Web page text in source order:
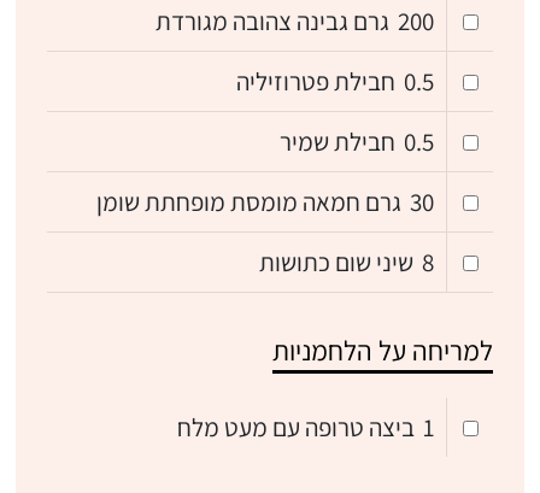
200 גרם גבינה צהובה מגורדת
0.5 חבילת פטרוזיליה
0.5 חבילת שמיר
30 גרם חמאה מומסת מופחתת שומן
8 שיני שום כתושות
למריחה על הלחמניות
1 ביצה טרופה עם מעט מלח